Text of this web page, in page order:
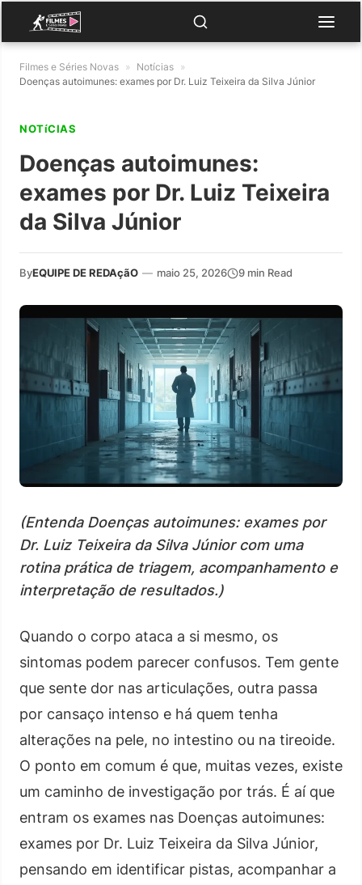
Filmes e Séries Novas » Notícias »
Doenças autoimunes: exames por Dr. Luiz Teixeira da Silva Júnior
NOTíCIAS
Doenças autoimunes:
exames por Dr. Luiz Teixeira
da Silva Júnior
ByEQUIPE DE REDAçãO — maio 25, 2026 9 min Read
(Entenda Doenças autoimunes: exames por
Dr. Luiz Teixeira da Silva Júnior com uma
rotina prática de triagem, acompanhamento e
interpretação de resultados.)
Quando o corpo ataca a si mesmo, os
sintomas podem parecer confusos. Tem gente
que sente dor nas articulações, outra passa
por cansaço intenso e há quem tenha
alterações na pele, no intestino ou na tireoide.
O ponto em comum é que, muitas vezes, existe
um caminho de investigação por trás. É aí que
entram os exames nas Doenças autoimunes:
exames por Dr. Luiz Teixeira da Silva Júnior,
pensando em identificar pistas, acompanhar a